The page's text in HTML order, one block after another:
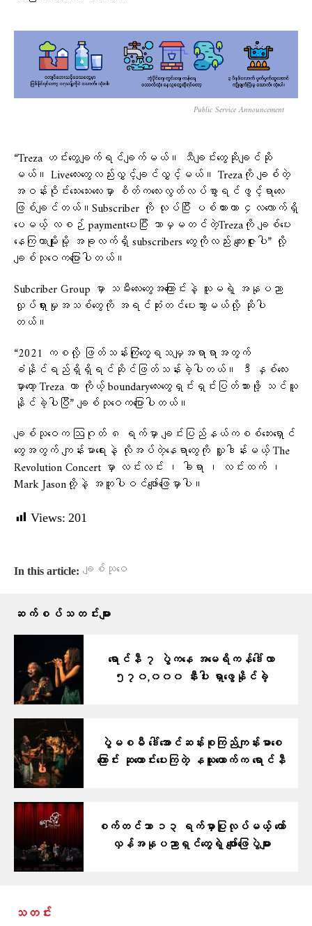
Public Service Announcement
“Treza ဟင်းတွေချက်ရင်ချက်မယ်။ သီချင်းတွေဆိုချင်ဆို
မယ်။ Liveလေးတွေလည်းလွှင့်ချင်လွှင့်မယ်။ Trezaကို ချစ်တဲ့
အဝန်းဝိုင်းသေးသေးလေးမှာ စိတ်ကလေးလွတ်လပ်စွာရင်ဖွင့်ရာလေး
ဖြစ်ချင်တယ်။Subscriber ကို လုပ်ပြီး ပစ်ထားတာ ၄လလောက်ရှိ
ပေမယ့် လစဉ် paymentပေးပြီး ဘာမှမတင်တဲ့Trezaကို ချစ်ပေး
နေကြတာမျိုးမို့ အခုလက်ရှိ subscribers တွေကိုလည်း ကျေးဇူးပါ” လို့
ချစ်သုဝေကပြောပါတယ်။
Subcriber Group မှာ သမီးလေးတွေအကြောင်းနဲ့ သူမရဲ့ အနုပညာ
လှုပ်ရှားမှုအသစ်တွေကို အရင်ဆုံးတင်ပေးသွားမယ်လို့ ဆိုပါ
တယ်။
“2021 ကစလို့ ဖြတ်သန်းကြုံတွေ့ရသမျှအရာရာအတွက်
ခံနိုင်ရည်ရှိရှိရင်ဆိုင်ဖြတ်သန်းခဲ့ပါတယ်။ ဒီ နှစ်လေး
မှာတော့ Treza ဟာ ကိုယ့် boundaryလေးတွေရှင်းရှင်းပြတ်သားဖို့ သင်ယူ
နိုင်ခဲ့ပါပြီ” ချစ်သုဝေကပြောပါတယ်။
ချစ်သုဝေက ဩဂုတ် ၈ ရက်မှာ ချင်းပြည်နယ်ကစစ်ဘေးရှောင်
တွေအတွက် ကျန်းမာရေးနဲ့ လိုအပ်တဲ့နေရာတွေကို လှူဒါန်းမယ့် The
Revolution Concert မှာ လင်းလင်း ၊ ခါရာ ၊ လင်းထက် ၊
Mark Jasonတို့နဲ့ အတူပါဝင်ဖျော်ဖြေမှာပါ။
Views: 201
In this article: ချစ်သုဝေ
ဆက်စပ်သတင်းများ
ရောင်နီ ၇ ပွဲကနေ အမေရိကန်ဒေါ်လာ
၅၇၀,၀၀၀ နီးပါး ရှာဖွေနိုင်ခဲ့
ပွဲမစမီ ဒေါ်အောင်ဆန်းစုကြည်ကျန်းမာစေ
ကြောင်း ဆုတောင်းပေးကြတဲ့ နယူးယောက်က ရောင်နီ
စက်တင်ဘာ ၁၃ ရက်မှာပြုလုပ်မယ့် တော်
လှန်အနုပညာရှင်တွေရဲ့ ဖျော်ဖြေပွဲများ
သတင်း